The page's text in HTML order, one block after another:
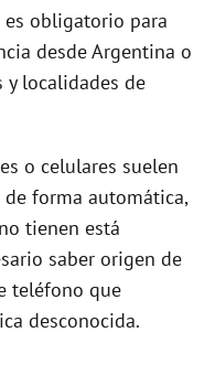
es obligatorio para
desde Argentina o
y localidades de
o celulares suelen
forma automática,
tienen está
saber origen de
teléfono que
desconocida.